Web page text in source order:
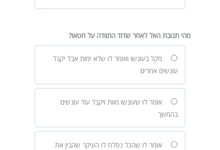
מהי תגובת האל לאחר שדוד התוודה על חטאו?
מקל בעונשו ואומר לו שלא ימות אבל יקבל
עונשים אחרים
אומר לו שעונשו מוות ויקבל עוד עונשים
בהמשך
אומר לו שהכל נסלח לו העיקר שהבין את